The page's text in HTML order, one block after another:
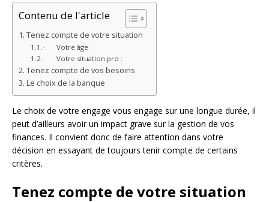
Contenu de l'article
Tenez compte de votre situation
· Votre âge :
· Votre situation pro :
Tenez compte de vos besoins
Le choix de la banque
Le choix de votre engage vous engage sur une longue durée, il
peut d’ailleurs avoir un impact grave sur la gestion de vos
finances. Il convient donc de faire attention dans votre
décision en essayant de toujours tenir compte de certains
critères.
Tenez compte de votre situation